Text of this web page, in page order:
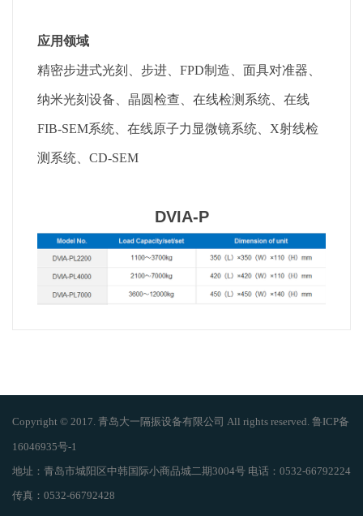
应用领域
精密步进式光刻、步进、FPD制造、面具对准器、
纳米光刻设备、晶圆检查、在线检测系统、在线
FIB-SEM系统、在线原子力显微镜系统、X射线检
测系统、CD-SEM
DVIA-P
Copyright © 2017. 青岛大一隔振设备有限公司 All rights reserved. 鲁ICP备
16046935号-1
地址：青岛市城阳区中韩国际小商品城二期3004号 电话：0532-66792224
传真：0532-66792428